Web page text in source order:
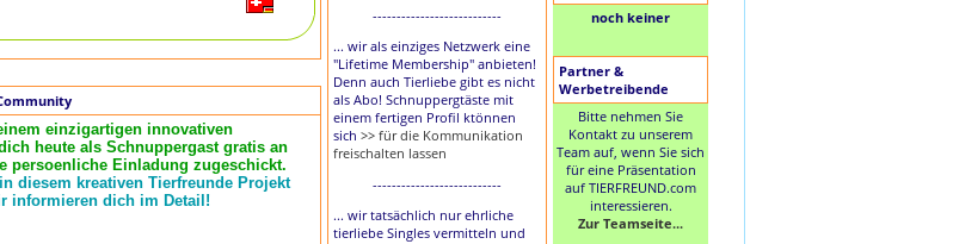
einzigartigen innovativen
heute als Schnuppergast gratis an
persoenliche Einladung zugeschickt.
diesem kreativen Tierfreunde Projekt
informieren dich im Detail!
---------------------------
... wir als einziges Netzwerk eine
"Lifetime Membership" anbieten!
Denn auch Tierliebe gibt es nicht
als Abo! Schnuppergtäste mit
einem fertigen Profil ktönnen
sich >> für die Kommunikation
freischalten lassen
---------------------------
... wir tatsächlich nur ehrliche
tierliebe Singles vermitteln und
noch keiner
Partner &
Werbetreibende
Bitte nehmen Sie
Kontakt zu unserem
Team auf, wenn Sie sich
für eine Präsentation
auf TIERFREUND.com
interessieren.
Zur Teamseite...